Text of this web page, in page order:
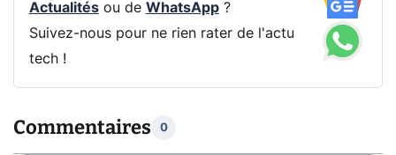
Actualitésou de WhatsApp?
Suivez-nous pour ne rien rater de l'actu
tech !
Commentaires 0